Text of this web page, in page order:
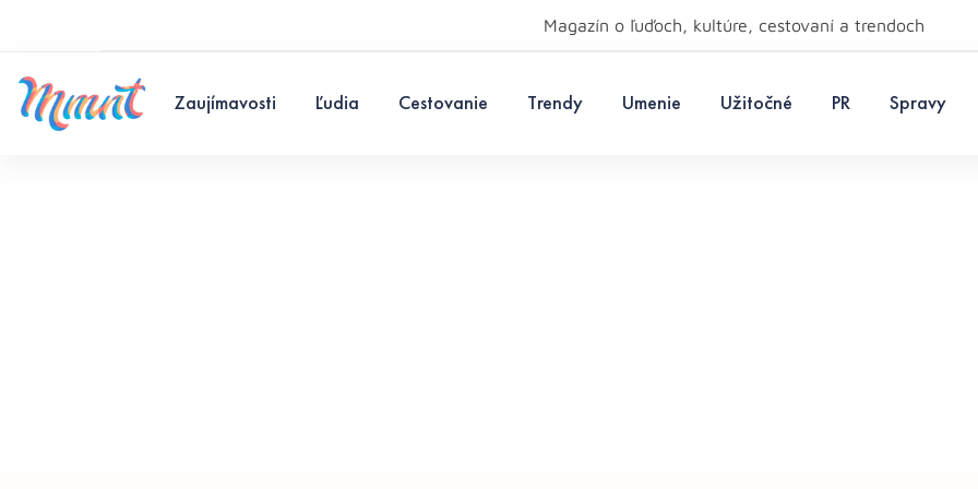
Magazín o ľuďoch, kultúre, cestovaní a trendoch
Zaujímavosti Ľudia Cestovanie Trendy Umenie Užitočné PR Spravy